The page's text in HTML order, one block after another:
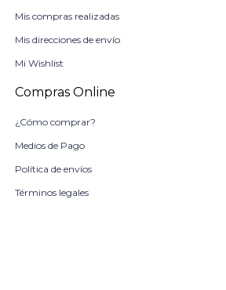
Mis compras realizadas
Mis direcciones de envío
Mi Wishlist
Compras Online
¿Cómo comprar?
Medios de Pago
Política de envíos
Términos legales